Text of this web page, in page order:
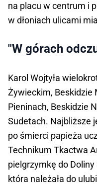
na placu w centrum i
w dłoniach ulicami
"W górach
Karol Wojtyła
Żywieckim, Beskidzie
Pieninach, Beskidzie
Sudetach. Najbliższe
po śmierci papieża
Technikum Tkactwa
pielgrzymkę do
która należała do